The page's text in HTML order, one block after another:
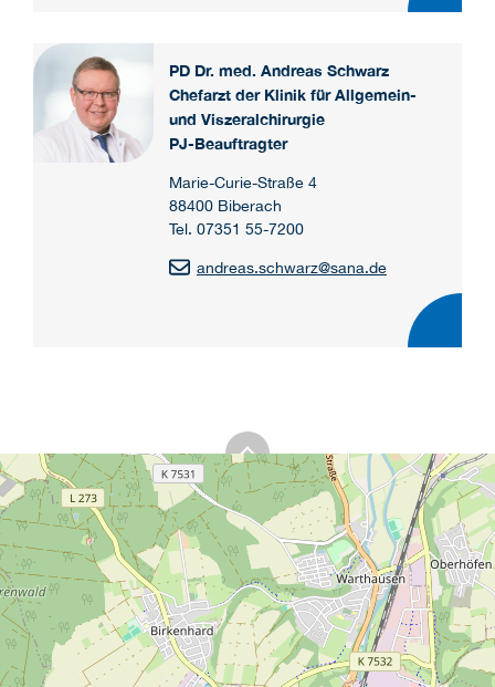
PD Dr. med. Andreas Schwarz
Chefarzt der Klinik für Allgemein-
und Viszeralchirurgie
PJ-Beauftragter
Marie-Curie-Straße 4
88400 Biberach
Tel. 07351 55-7200
andreas.schwarz@sana.de